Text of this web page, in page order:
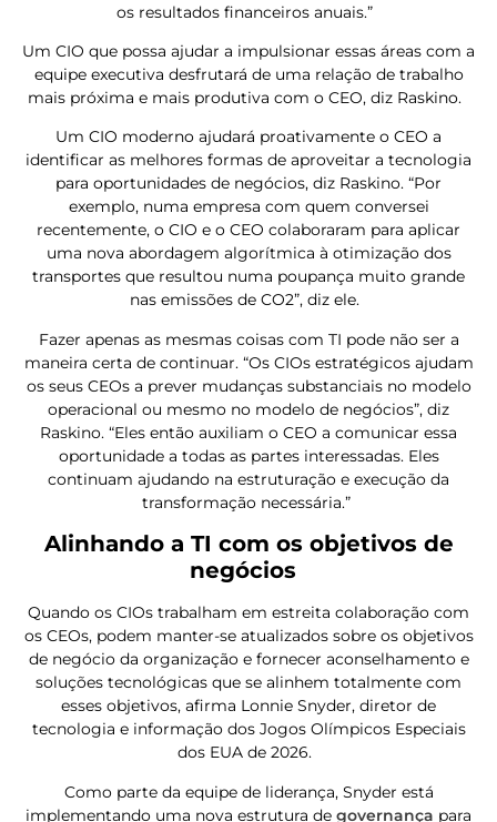
os resultados financeiros anuais.”
Um CIO que possa ajudar a impulsionar essas áreas com a
equipe executiva desfrutará de uma relação de trabalho
mais próxima e mais produtiva com o CEO, diz Raskino.
Um CIO moderno ajudará proativamente o CEO a
identificar as melhores formas de aproveitar a tecnologia
para oportunidades de negócios, diz Raskino. “Por
exemplo, numa empresa com quem conversei
recentemente, o CIO e o CEO colaboraram para aplicar
uma nova abordagem algorítmica à otimização dos
transportes que resultou numa poupança muito grande
nas emissões de CO2”, diz ele.
Fazer apenas as mesmas coisas com TI pode não ser a
maneira certa de continuar. “Os CIOs estratégicos ajudam
os seus CEOs a prever mudanças substanciais no modelo
operacional ou mesmo no modelo de negócios”, diz
Raskino. “Eles então auxiliam o CEO a comunicar essa
oportunidade a todas as partes interessadas. Eles
continuam ajudando na estruturação e execução da
transformação necessária.”
Alinhando a TI com os objetivos de
negócios
Quando os CIOs trabalham em estreita colaboração com
os CEOs, podem manter-se atualizados sobre os objetivos
de negócio da organização e fornecer aconselhamento e
soluções tecnológicas que se alinhem totalmente com
esses objetivos, afirma Lonnie Snyder, diretor de
tecnologia e informação dos Jogos Olímpicos Especiais
dos EUA de 2026.
Como parte da equipe de liderança, Snyder está
implementando uma nova estrutura de governança para